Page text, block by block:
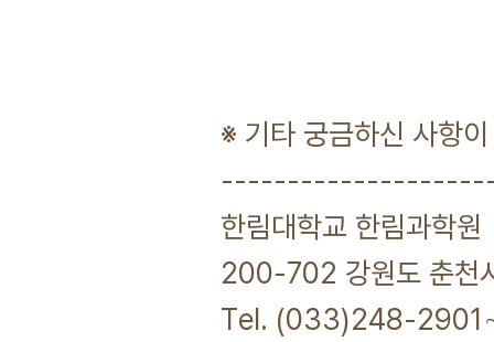
※ 기타 궁금하신 사항
한림대학교 한림과학원
200-702 강원도 춘천
Tel. (033)248-